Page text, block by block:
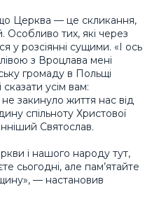
Церква — це скликання,
Особливо тих, які через
у розсіянні сущими. «І ось
з Вроцлава мені
громаду в Польщі
сказати усім вам:
закинуло життя нас від
спільноту Христової
Святослав.
і нашого народу тут,
сьогодні, але пам’ятайте
— настановив